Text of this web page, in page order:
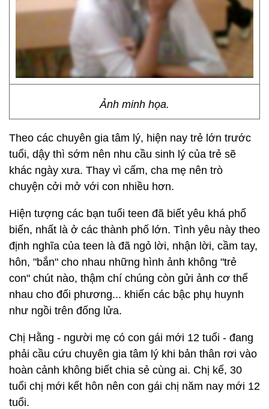
Ảnh minh họa.
Theo các chuyên gia tâm lý, hiện nay trẻ lớn trước
tuổi, dậy thì sớm nên nhu cầu sinh lý của trẻ sẽ
khác ngày xưa. Thay vì cấm, cha mẹ nên trò
chuyện cởi mở với con nhiều hơn.
Hiện tượng các bạn tuổi teen đã biết yêu khá phổ
biến, nhất là ở các thành phố lớn. Tình yêu này theo
định nghĩa của teen là đã ngỏ lời, nhận lời, cầm tay,
hôn, "bắn" cho nhau những hình ảnh không "trẻ
con" chút nào, thậm chí chúng còn gửi ảnh cơ thể
nhau cho đối phương... khiến các bậc phụ huynh
như ngồi trên đống lửa.
Chị Hằng - người mẹ có con gái mới 12 tuổi - đang
phải cầu cứu chuyên gia tâm lý khi bản thân rơi vào
hoàn cảnh không biết chia sẻ cùng ai. Chị kể, 30
tuổi chị mới kết hôn nên con gái chị năm nay mới 12
tuổi.